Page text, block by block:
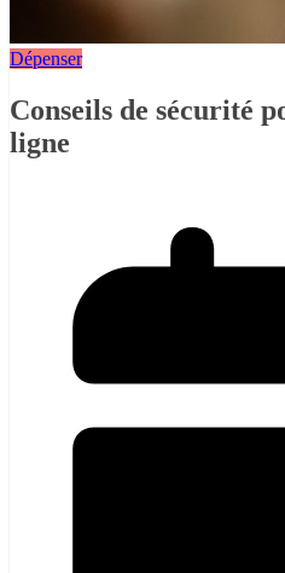
Dépenser
Conseils de sécurité
ligne